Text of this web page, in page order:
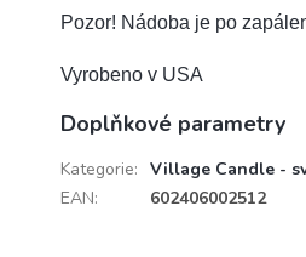
Pozor! Nádoba je po
Vyrobeno v USA
Doplňkové parametry
Kategorie: Village Candle -
EAN: 602406002512